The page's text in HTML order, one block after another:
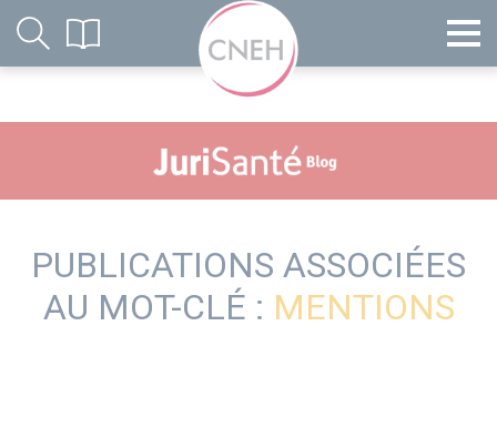
PUBLICATIONS ASSOCIÉES
AU MOT-CLÉ : MENTIONS